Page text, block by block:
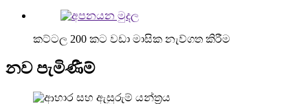
කට්ටල 200 කට වඩා මාසික නැව්ගත කිරීම
නව පැමිණීම්